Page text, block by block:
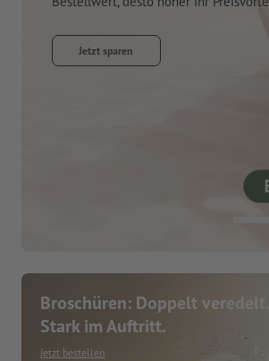
Broschüren: Doppelt veredelt.
Stark im Auftritt.
Jetzt bestellen